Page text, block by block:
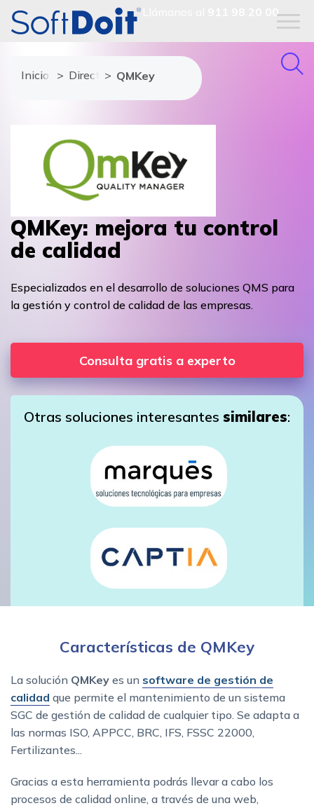
911 98 20 00
Inicio Directorio de proveedores
QMKey
QMKey: mejora tu control
de calidad
Especializados en el desarrollo de soluciones QMS para
la gestión y control de calidad de las empresas.
Consulta gratis a experto
Otras soluciones interesantes similares:
Características de QMKey
La solución QMKey es un software de gestión de
calidad que permite el mantenimiento de un sistema
SGC de gestión de calidad de cualquier tipo. Se adapta a
las normas ISO, APPCC, BRC, IFS, FSSC 22000,
Fertilizantes...
Gracias a esta herramienta podrás llevar a cabo los
procesos de calidad online, a través de una web,